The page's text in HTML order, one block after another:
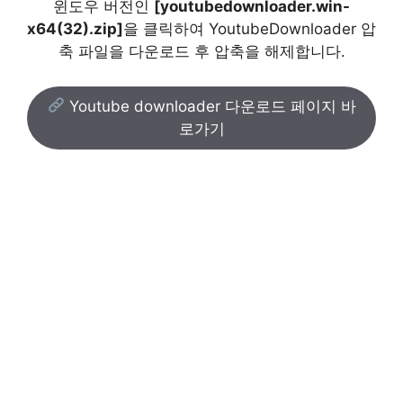
윈도우 버전인 [youtubedownloader.win-
x64(32).zip]을 클릭하여 YoutubeDownloader 압
축 파일을 다운로드 후 압축을 해제합니다.
Youtube downloader 다운로드 페이지 바
로가기